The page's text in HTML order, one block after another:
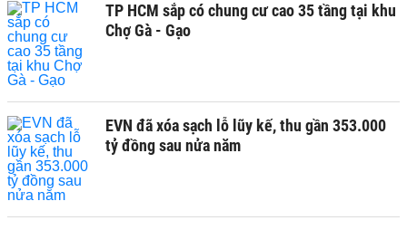
TP HCM sắp có chung cư cao 35 tầng tại khu
Chợ Gà - Gạo
EVN đã xóa sạch lỗ lũy kế, thu gần 353.000
tỷ đồng sau nửa năm